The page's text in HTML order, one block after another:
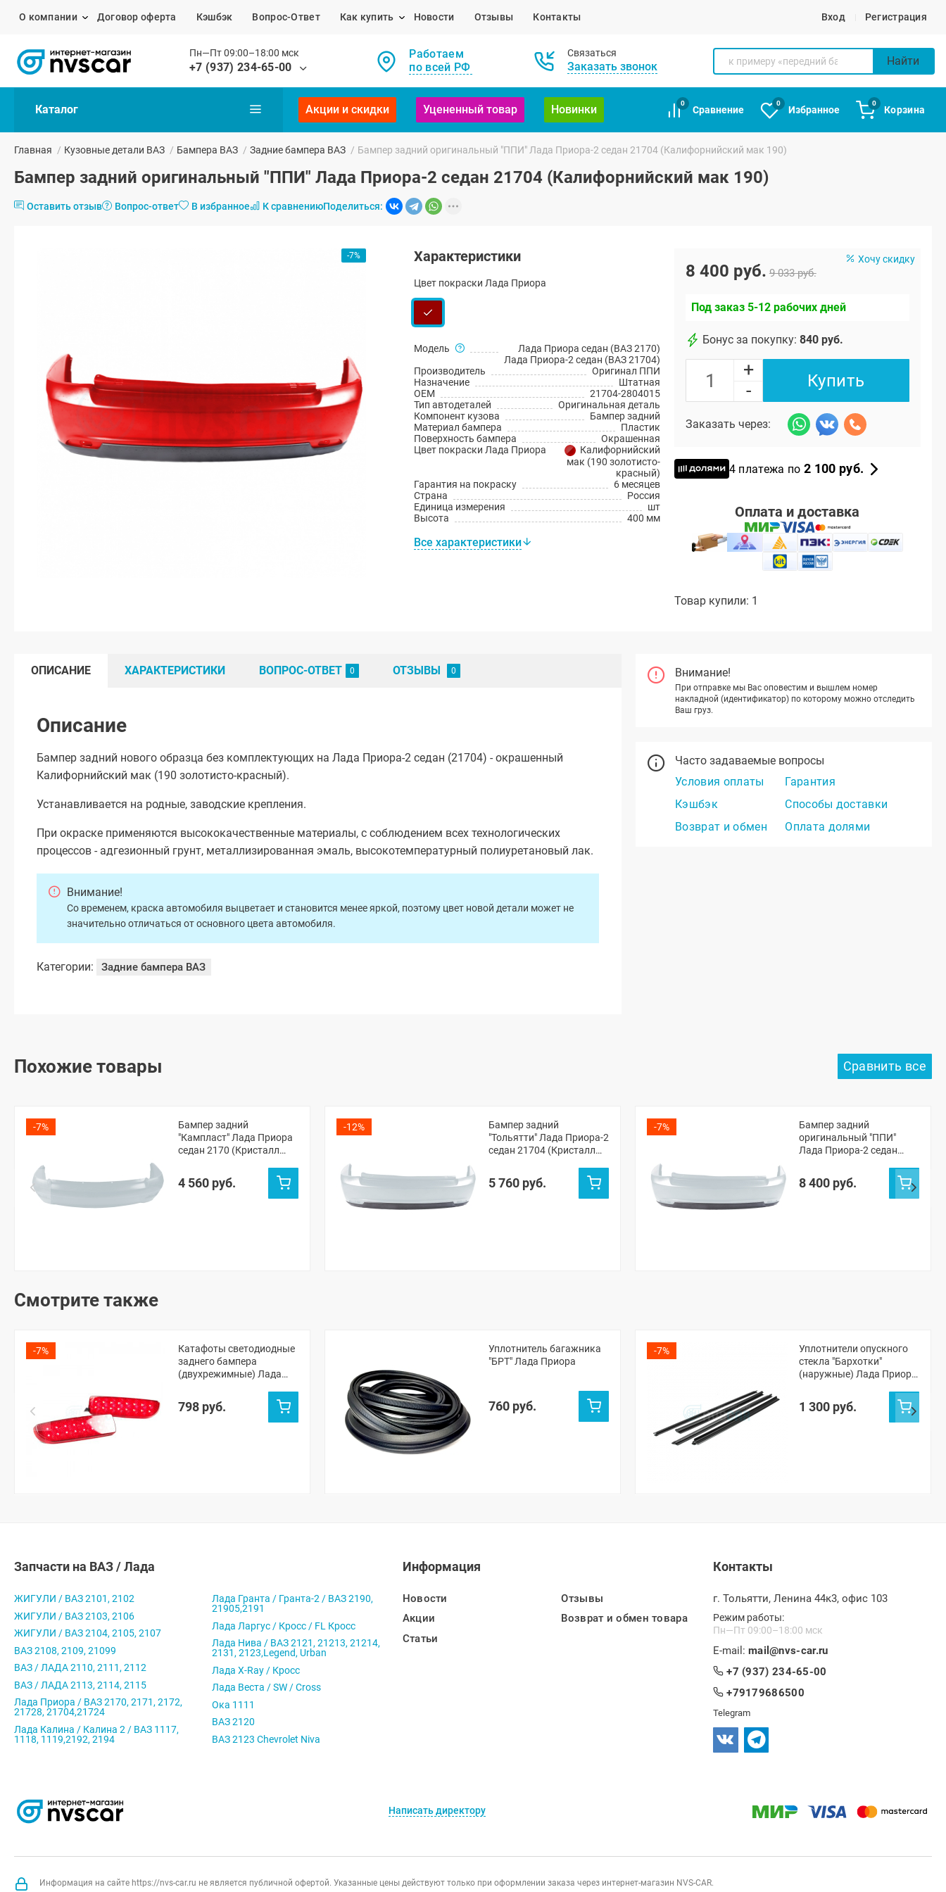
О компании Договор оферта Кэшбэк Вопрос-Ответ Как купить Новости Отзывы Контакты Вход Регистрация
Пн—Пт 09:00–18:00 мск
+7 (937) 234-65-00
Работаем
по всей РФ
Связаться
Заказать звонок Найти
Каталог Акции и скидки Уцененный товар Новинки
0
Сравнение
0
Избранное
0
Корзина
Главная / Кузовные детали ВАЗ / Бампера ВАЗ / Задние бампера ВАЗ / Бампер задний оригинальный "ППИ" Лада Приора-2 седан 21704 (Калифорнийский мак 190)
Бампер задний оригинальный "ППИ" Лада Приора-2 седан 21704 (Калифорнийский мак 190)
Оставить отзыв Вопрос-ответ В избранное К сравнениюПоделиться:
-7% Характеристики
Цвет покраски Лада Приора
Модель
Лада Приора седан (ВАЗ 2170)
Лада Приора-2 седан (ВАЗ 21704)
Производитель
Оригинал ППИ
Назначение
Штатная
OEM
21704-2804015
Тип автодеталей
Оригинальная деталь
Компонент кузова
Бампер задний
Материал бампера
Пластик
Поверхность бампера
Окрашенная
Цвет покраски Лада Приора
Калифорнийский
мак (190 золотисто-
красный)
Гарантия на покраску
6 месяцев
Страна
Россия
Единица измерения
шт
Высота
400 мм
Все характеристики
Хочу скидку
8 400 руб. 9 033 руб.
Под заказ 5-12 рабочих дней
Бонус за покупку: 840 руб.
+
-
Купить
Заказать через:
4 платежа по 2 100 руб.
Оплата и доставка
Товар купили: 1
Внимание!
При отправке мы Вас оповестим и вышлем номер
накладной (идентификатор) по которому можно отследить
Ваш груз.
Часто задаваемые вопросы
Условия оплаты
Гарантия
Кэшбэк
Способы доставки
Возврат и обмен
Оплата долями
ОПИСАНИЕ ХАРАКТЕРИСТИКИ ВОПРОС-ОТВЕТ ОТЗЫВЫ
Описание
Бампер задний нового образца без комплектующих на Лада Приора-2 седан (21704) - окрашенный
Калифорнийский мак (190 золотисто-красный).
Устанавливается на родные, заводские крепления.
При окраске применяются высококачественные материалы, с соблюдением всех технологических
процессов - адгезионный грунт, металлизированная эмаль, высокотемпературный полиуретановый лак.
Внимание!
Со временем, краска автомобиля выцветает и становится менее яркой, поэтому цвет новой детали может не
значительно отличаться от основного цвета автомобиля.
Категории: Задние бампера ВАЗ
Похожие товары
-7%
Бампер задний
"Кампласт" Лада Приора
седан 2170 (Кристалл
4 560 руб.
-12%
Бампер задний
"Тольятти" Лада Приора-2
седан 21704 (Кристалл
5 760 руб.
-7%
Бампер задний
оригинальный "ППИ"
Лада Приора-2 седан
8 400 руб.
Смотрите также
-7%
Катафоты светодиодные
заднего бампера
(двухрежимные) Лада
798 руб.
Уплотнитель багажника
"БРТ" Лада Приора
760 руб.
-7%
Уплотнители опускного
стекла "Бархотки"
(наружные) Лада Приора
1 300 руб.
Запчасти на ВАЗ / Лада
ЖИГУЛИ / ВАЗ 2101, 2102
ЖИГУЛИ / ВАЗ 2103, 2106
ЖИГУЛИ / ВАЗ 2104, 2105, 2107
ВАЗ 2108, 2109, 21099
ВАЗ / ЛАДА 2110, 2111, 2112
ВАЗ / ЛАДА 2113, 2114, 2115
Лада Приора / ВАЗ 2170, 2171, 2172,
21728, 21704,21724
Лада Калина / Калина 2 / ВАЗ 1117,
1118, 1119,2192, 2194
Лада Гранта / Гранта-2 / ВАЗ 2190,
21905,2191
Лада Ларгус / Кросс / FL Кросс
Лада Нива / ВАЗ 2121, 21213, 21214,
2131, 2123,Legend, Urban
Лада X-Ray / Кросс
Лада Веста / SW / Cross
Ока 1111
ВАЗ 2120
ВАЗ 2123 Chevrolet Niva
Информация
Новости
Акции
Статьи
Отзывы
Возврат и обмен товара
Контакты
г. Тольятти, Ленина 44к3, офис 103
Режим работы:
Пн—Пт 09:00–18:00 мск
E-mail: mail@nvs-car.ru
+7 (937) 234-65-00
+79179686500
Telegram
Написать директору
Информация на сайте https://nvs-car.ru не является публичной офертой. Указанные цены действуют только при оформлении заказа через интернет-магазин NVS-CAR.